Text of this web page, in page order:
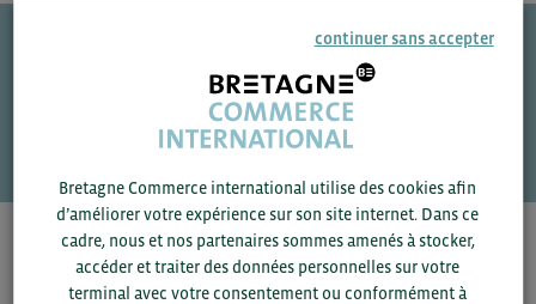
Une question ?
VOS CONTACTS
Pour voir les contacts, merci de renseigner votre
département et votre secteurou connectez-vous.
continuer sans accepter
Bretagne Commerce international utilise des cookies afin
d’améliorer votre expérience sur son site internet. Dans ce
cadre, nous et nos partenaires sommes amenés à stocker,
accéder et traiter des données personnelles sur votre
terminal avec votre consentement ou conformément à